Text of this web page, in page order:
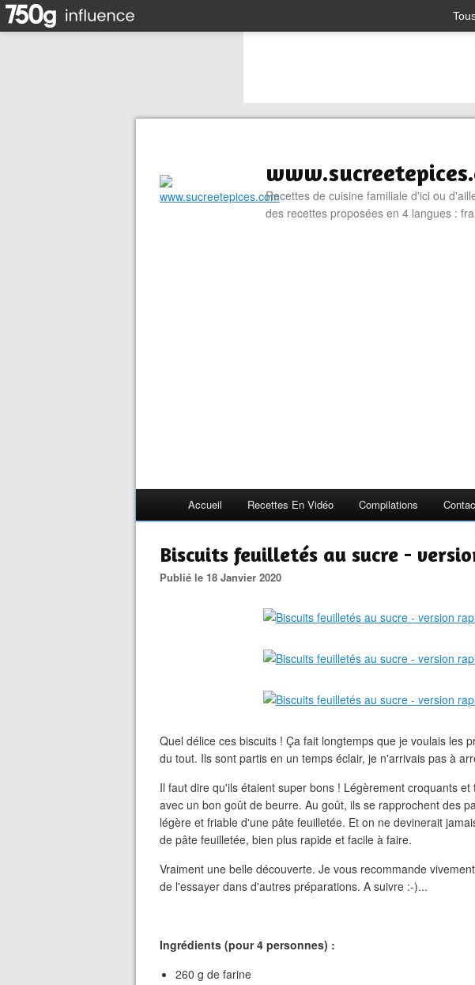
Recettes de cuisine familiale d'ici ou
des recettes proposées en 4 langues :
Accueil Recettes En Vidéo Compilations
Biscuits feuilletés au sucre -
Publié le 18 Janvier 2020
Quel délice ces biscuits ! Ça fait longtemps que je voulais les
du tout. Ils sont partis en un temps éclair, je n'arrivais pas à
Il faut dire qu'ils étaient super bons ! Légèrement croquants
avec un bon goût de beurre. Au goût, ils se rapprochent des
légère et friable d'une pâte feuilletée. Et on ne devinerait
de pâte feuilletée, bien plus rapide et facile à faire.
Vraiment une belle découverte. Je vous recommande
de l'essayer dans d'autres préparations. A suivre :-)...
Ingrédients (pour 4 personnes) :
260 g de farine